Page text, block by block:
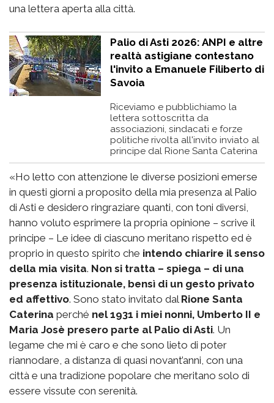
una lettera aperta alla città.
Palio di Asti 2026: ANPI e altre
realtà astigiane contestano
l'invito a Emanuele Filiberto di
Savoia
Riceviamo e pubblichiamo la
lettera sottoscritta da
associazioni, sindacati e forze
politiche rivolta all'invito inviato al
principe dal Rione Santa Caterina
«Ho letto con attenzione le diverse posizioni emerse
in questi giorni a proposito della mia presenza al Palio
di Asti e desidero ringraziare quanti, con toni diversi,
hanno voluto esprimere la propria opinione – scrive il
principe – Le idee di ciascuno meritano rispetto ed è
proprio in questo spirito che intendo chiarire il senso
della mia visita. Non si tratta – spiega – di una
presenza istituzionale, bensì di un gesto privato
ed affettivo. Sono stato invitato dal Rione Santa
Caterina perché nel 1931 i miei nonni, Umberto II e
Maria Josè presero parte al Palio di Asti. Un
legame che mi è caro e che sono lieto di poter
riannodare, a distanza di quasi novant’anni, con una
città e una tradizione popolare che meritano solo di
essere vissute con serenità.